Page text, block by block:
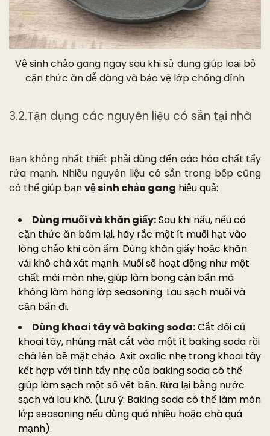
Vệ sinh chảo gang ngay sau khi sử dụng giúp loại bỏ
cặn thức ăn dễ dàng và bảo vệ lớp chống dính
3.2.Tận dụng các nguyên liệu có sẵn tại nhà
Bạn không nhất thiết phải dùng đến các hóa chất tẩy
rửa mạnh. Nhiều nguyên liệu có sẵn trong bếp cũng
có thể giúp bạnvệ sinh chảo gang hiệu quả:
Dùng muối và khăn giấy:Sau khi nấu, nếu có
cặn thức ăn bám lại, hãy rắc một ít muối hạt vào
lòng chảo khi còn ấm. Dùng khăn giấy hoặc khăn
vải khô chà xát mạnh. Muối sẽ hoạt động như một
chất mài mòn nhẹ, giúp làm bong cặn bẩn mà
không làm hỏng lớp seasoning. Lau sạch muối và
cặn bẩn đi.
Dùng khoai tây và baking soda:Cắt đôi củ
khoai tây, nhúng mặt cắt vào một ít baking soda rồi
chà lên bề mặt chảo. Axit oxalic nhẹ trong khoai tây
kết hợp với tính tẩy nhẹ của baking soda có thể
giúp làm sạch một số vết bẩn. Rửa lại bằng nước
sạch và lau khô. (Lưu ý: Baking soda có thể làm mòn
lớp seasoning nếu dùng quá nhiều hoặc chà quá
mạnh).